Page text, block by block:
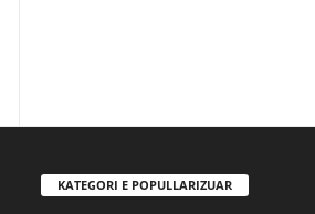
KATEGORI E POPULLARIZUAR